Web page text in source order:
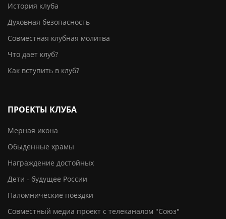
История клуба
Духовная безопасность
Совместная клубная молитва
Что дает клуб?
Как вступить в клуб?
ПРОЕКТЫ КЛУБА
Мерная икона
Обыденные храмы
Награждение достойных
Дети - будущее России
Паломнические поездки
Совместный медиа проект с телеканалом "Союз"